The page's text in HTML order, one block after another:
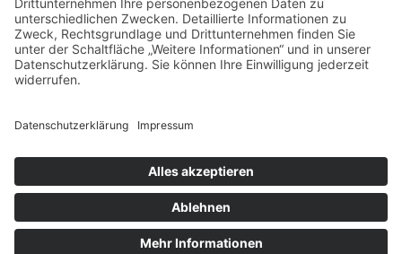
+49 176 58266120
+48 609 953 066
info@kotarek.com
Verpackungsregister LUCID: DE2926643562464